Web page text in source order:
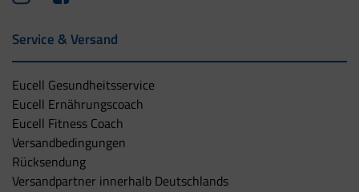
Service & Versand
Eucell Gesundheitsservice
Eucell Ernährungscoach
Eucell Fitness Coach
Versandbedingungen
Rücksendung
Versandpartner innerhalb Deutschlands